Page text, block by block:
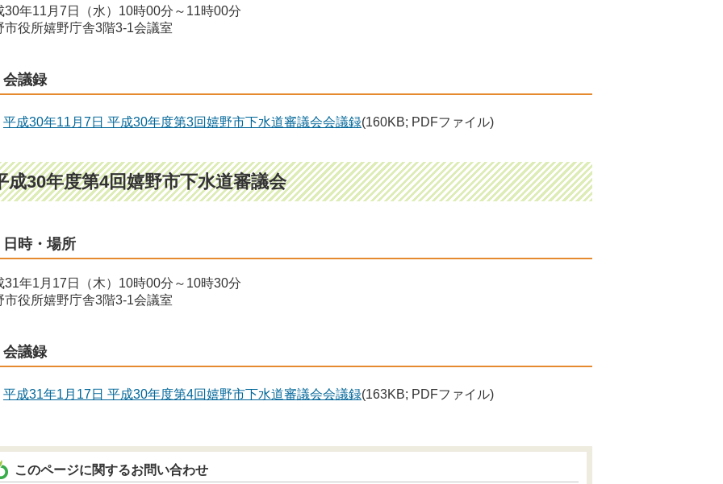
30年11月7日（水）10時00分～11時00分
市役所嬉野庁舎3階3-1会議室
会議録
平成30年11月7日 平成30年度第3回嬉野市下水道審議会会議録(160KB; PDFファイル)
成30年度第4回嬉野市下水道審議会
日時・場所
31年1月17日（木）10時00分～10時30分
市役所嬉野庁舎3階3-1会議室
会議録
平成31年1月17日 平成30年度第4回嬉野市下水道審議会会議録(163KB; PDFファイル)
このページに関するお問い合わせ